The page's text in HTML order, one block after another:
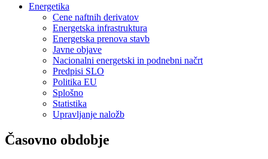
Energetika
Cene naftnih derivatov
Energetska infrastruktura
Energetska prenova stavb
Javne objave
Nacionalni energetski in podnebni načrt
Predpisi SLO
Politika EU
Splošno
Statistika
Upravljanje naložb
Časovno obdobje